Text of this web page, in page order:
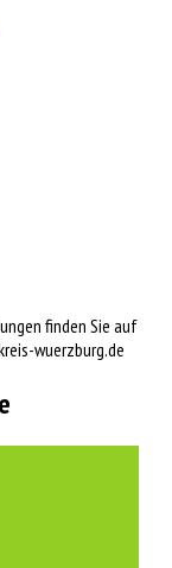
finden Sie auf
wuerzburg.de